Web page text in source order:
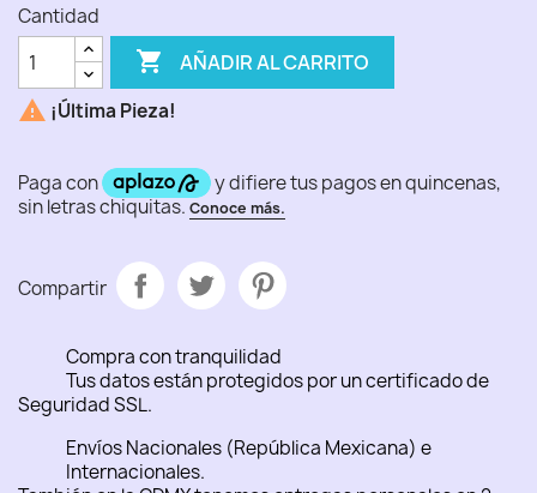
Cantidad
 AÑADIR AL CARRITO
 ¡Última Pieza!
Compartir
Compra con tranquilidad
Tus datos están protegidos por un certificado de
Seguridad SSL.
Envíos Nacionales (República Mexicana) e
Internacionales.